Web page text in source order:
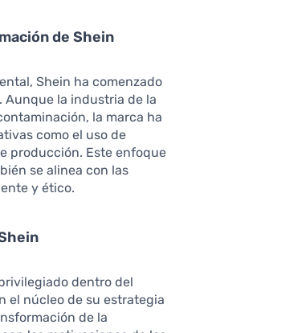
de Shein
Shein ha comenzado
Aunque la industria de la
la marca ha
como el uso de
producción. Este enfoque
se alinea con las
y ético.
dentro del
el núcleo de su estrategia
de la